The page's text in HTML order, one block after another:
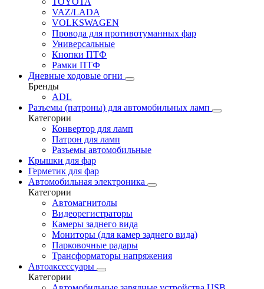
VAZ/LADA
VOLKSWAGEN
Провода для противотуманных фар
Универсальные
Кнопки ПТФ
Рамки ПТФ
Дневные ходовые огни
Бренды
ADL
Разъемы (патроны) для автомобильных ламп
Категории
Конвертор для ламп
Патрон для ламп
Разъемы автомобильные
Крышки для фар
Герметик для фар
Автомобильная электроника
Категории
Автомагнитолы
Видеорегистраторы
Камеры заднего вида
Мониторы (для камер заднего вида)
Парковочные радары
Трансформаторы напряжения
Автоаксессуары
Категории